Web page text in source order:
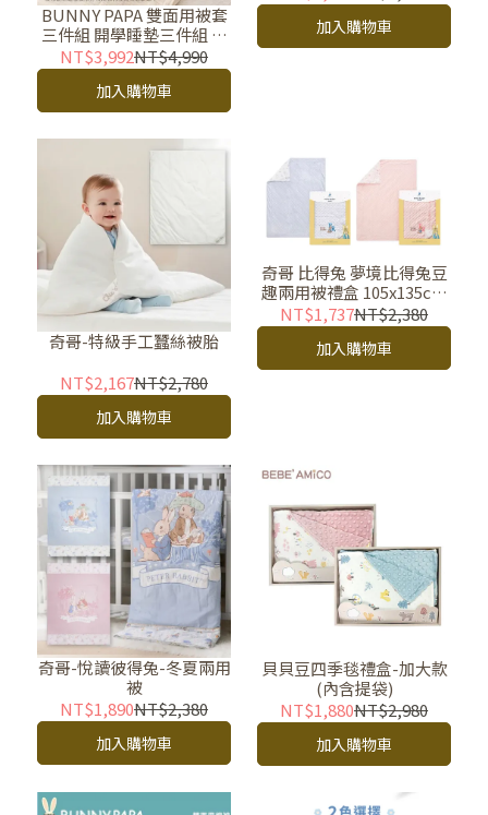
BUNNY PAPA 雙面用被套
三件組 開學睡墊三件組 幼
兒園三件組
NT$3,992NT$4,990
加入購物車
加入購物車
奇哥-特級手工蠶絲被胎
NT$2,167NT$2,780
加入購物車
奇哥 比得兔 夢境比得兔豆
趣兩用被禮盒 105x135cm
豆豆被 附提袋 (藍粉兩色)
NT$1,737NT$2,380
加入購物車
奇哥-悅讀彼得兔-冬夏兩用
被
NT$1,890NT$2,380
加入購物車
貝貝豆四季毯禮盒-加大款
(內含提袋)
NT$1,880NT$2,980
加入購物車